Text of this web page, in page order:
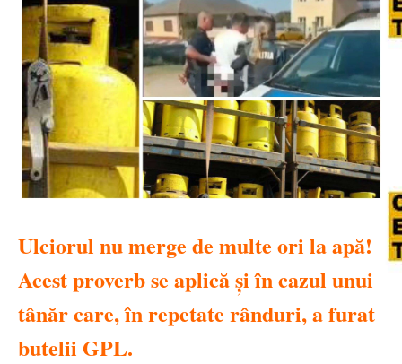
Ulciorul nu merge de multe ori la apă!
Acest proverb se aplică și în cazul unui
tânăr care, în repetate rânduri, a furat
butelii GPL.